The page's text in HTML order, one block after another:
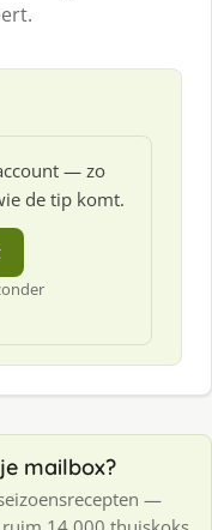
— zo
de tip komt.
mailbox?
—